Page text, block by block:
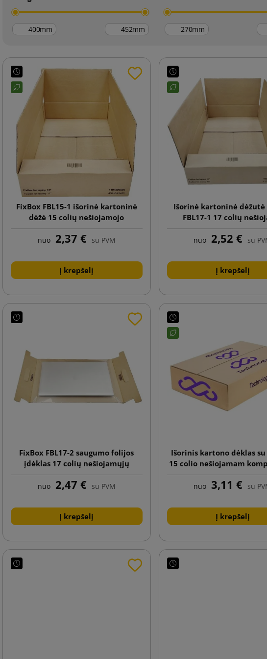
mm mm mm
FixBox FBL15-1 išorinė kartoninė
dėžė 15 colių nešiojamojo
kompiuterio siuntimui
nuo 2,37 € su PVM
Į krepšelį
Išorinė kartoninė dėžutė
FBL17-1 17 colių
kompiuterio
nuo 2,52 € su
Į krepšelį
FixBox FBL17-2 saugumo folijos
įdėklas 17 colių nešiojamųjų
kompiuterių siuntimui
nuo 2,47 € su PVM
Į krepšelį
Išorinis kartono dėklas
15 colio nešiojamam
nuo 3,11 € su
Į krepšelį